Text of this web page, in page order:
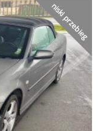
niski przebieg